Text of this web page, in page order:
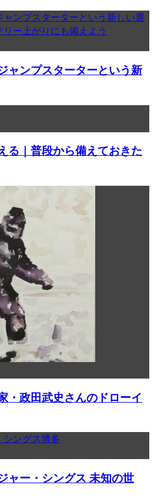
ャンプスターターという新
る｜普段から備えておきた
・政田武史さんのドローイ
ャー・シングス 未知の世